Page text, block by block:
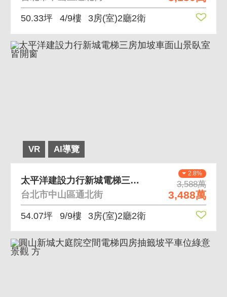
50.33坪 4/9樓 3房(室)2廳2衛
VR AI導覽
2.8%
3,588萬
3,488萬
太平洋建設力行新城電梯三房加坡車面山景臥室皆開窗
台北市中山區通北街
54.07坪 9/9樓 3房(室)2廳2衛